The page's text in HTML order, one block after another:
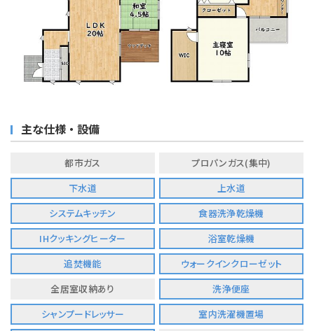
主な仕様・設備
都市ガス
プロパンガス(集中)
下水道
上水道
システムキッチン
食器洗浄乾燥機
IHクッキングヒーター
浴室乾燥機
追焚機能
ウォークインクローゼット
全居室収納あり
洗浄便座
シャンプードレッサー
室内洗濯機置場